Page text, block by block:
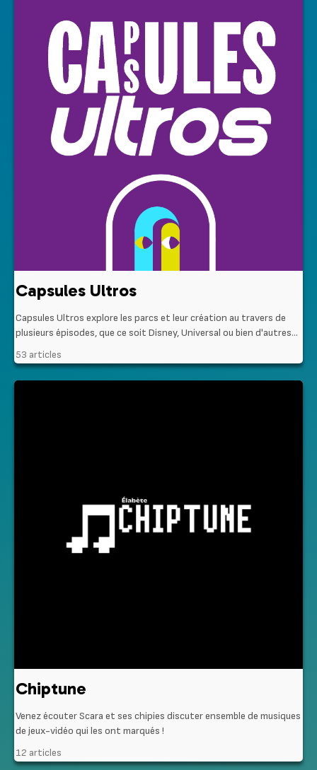
Capsules Ultros
Capsules Ultros explore les parcs et leur création au travers de
plusieurs épisodes, que ce soit Disney, Universal ou bien d'autres...
53 articles
Chiptune
Venez écouter Scara et ses chipies discuter ensemble de musiques
de jeux-vidéo qui les ont marqués !
12 articles